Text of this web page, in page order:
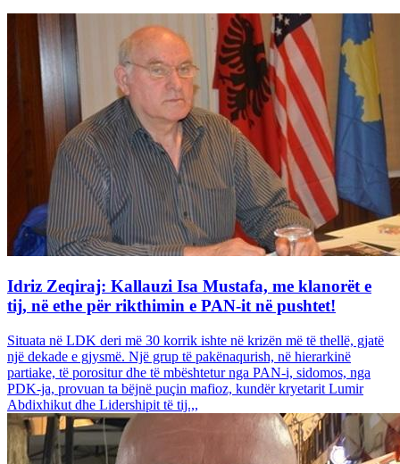
Idriz Zeqiraj: Kallauzi Isa Mustafa, me klanorët e
tij, në ethe për rikthimin e PAN-it në pushtet!
Situata në LDK deri më 30 korrik ishte në krizën më të thellë, gjatë
një dekade e gjysmë. Një grup të pakënaqurish, në hierarkinë
partiake, të porositur dhe të mbështetur nga PAN-i, sidomos, nga
PDK-ja, provuan ta bëjnë puçin mafioz, kundër kryetarit Lumir
Abdixhikut dhe Lidershipit të tij.,,